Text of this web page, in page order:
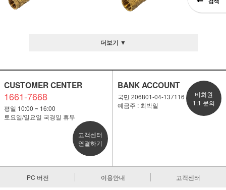
더보기 ▼
CUSTOMER CENTER
1661-7668
평일 10:00 ~ 16:00
토요일/일요일 국경일 휴무
고객센터
연결하기
BANK ACCOUNT
국민 206801-04-137116
예금주 : 최박일
비회원
1:1 문의
PC 버전 이용안내 고객센터